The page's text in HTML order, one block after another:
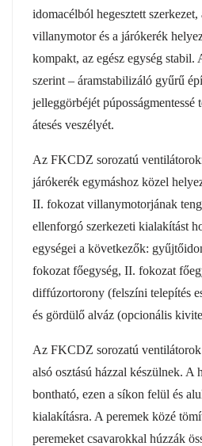
idomacélból hegesztett szerkezet,
villanymotor és a járókerék
kompakt, az egész egység stabil.
szerint – áramstabilizáló gyűrű
jelleggörbéjét púposságmentessé
átesés veszélyét.
Az FKCDZ sorozatú
járókerék egymáshoz közel
II. fokozat villanymotorjának
ellenforgó szerkezeti kialakítást
egységei a következők:
fokozat főegység, II. fokozat
diffúzortorony (felszíni telepítés
és gördülő alváz (opcionális
Az FKCDZ sorozatú
alsó osztású házzal készülnek. A
bontható, ezen a síkon felül és
kialakításra. A peremek közé
peremeket csavarokkal húzzák